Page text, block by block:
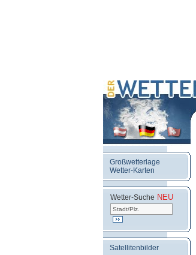
Großwetterlage
Wetter-Karten
Wetter-Suche NEU
Satellitenbilder